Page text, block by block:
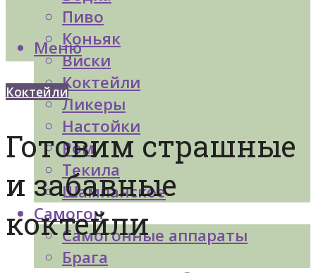
Пиво
Коньяк
Виски
Коктейли
Ликеры
Настойки
Ром
Текила
Шампанское
Самогон
Самогонные аппараты
Брага
Меню
Коктейли
Готовим страшные
и забавные
коктейли